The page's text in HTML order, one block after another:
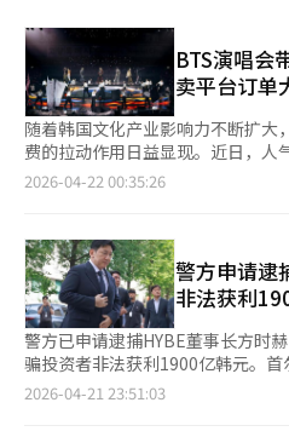
BTS演唱会
卖平台订单
随着韩国文化产业影响力不断扩大
费的拉动作用日益显现。近日，人
畿道高阳市举行演唱会，吸引大量
平台外籍用户支付订单量较此前一
业内分析认为，这一增长主要受
办演唱会的带动。 从区域来看，演唱会举办地京畿道高阳市外籍
用户订单量同比增加超过180%。
所在的一山西区增幅更为显著，订单量
周边区域亦出现联动效应。首尔麻
区及西大门区等地的外籍用户订单
客通常较少的工作日（周四），平
2026-04-22 00:35:26
警方申请逮
非法获利
警方已申请逮捕HYBE董事长方时
骗投资者非法获利1900亿韩元。
表示，已向首尔南部地方检察厅申
2026-04-21 23:51:03